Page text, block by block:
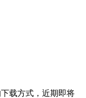
载方式，近期即将